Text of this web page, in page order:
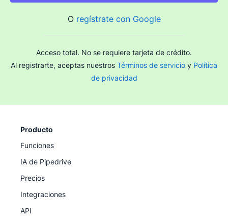
O regístrate con Google
Acceso total. No se requiere tarjeta de crédito.
Al registrarte, aceptas nuestros Términos de servicio y Política
de privacidad
Producto
Funciones
IA de Pipedrive
Precios
Integraciones
API